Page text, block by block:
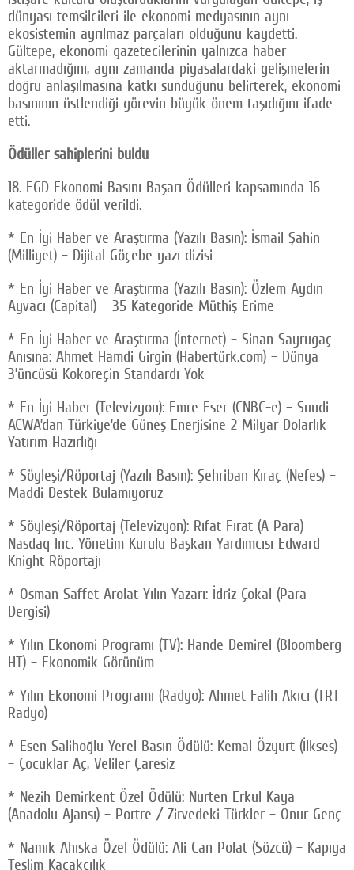
dünyası temsilcileri ile ekonomi medyasının aynı
ekosistemin ayrılmaz parçaları olduğunu kaydetti.
Gültepe, ekonomi gazetecilerinin yalnızca haber
aktarmadığını, aynı zamanda piyasalardaki gelişmelerin
doğru anlaşılmasına katkı sunduğunu belirterek, ekonomi
basınının üstlendiği görevin büyük önem taşıdığını ifade
etti.
Ödüller sahiplerini buldu
18. EGD Ekonomi Basını Başarı Ödülleri kapsamında 16
kategoride ödül verildi.
* En İyi Haber ve Araştırma (Yazılı Basın): İsmail Şahin
(Milliyet) – Dijital Göçebe yazı dizisi
* En İyi Haber ve Araştırma (Yazılı Basın): Özlem Aydın
Ayvacı (Capital) – 35 Kategoride Müthiş Erime
* En İyi Haber ve Araştırma (İnternet) – Sinan Sayrugaç
Anısına: Ahmet Hamdi Girgin (Habertürk.com) – Dünya
3’üncüsü Kokoreçin Standardı Yok
* En İyi Haber (Televizyon): Emre Eser (CNBC-e) – Suudi
ACWA’dan Türkiye’de Güneş Enerjisine 2 Milyar Dolarlık
Yatırım Hazırlığı
* Söyleşi/Röportaj (Yazılı Basın): Şehriban Kıraç (Nefes) –
Maddi Destek Bulamıyoruz
* Söyleşi/Röportaj (Televizyon): Rıfat Fırat (A Para) –
Nasdaq Inc. Yönetim Kurulu Başkan Yardımcısı Edward
Knight Röportajı
* Osman Saffet Arolat Yılın Yazarı: İdriz Çokal (Para
Dergisi)
* Yılın Ekonomi Programı (TV): Hande Demirel (Bloomberg
HT) – Ekonomik Görünüm
* Yılın Ekonomi Programı (Radyo): Ahmet Falih Akıcı (TRT
Radyo)
* Esen Salihoğlu Yerel Basın Ödülü: Kemal Özyurt (İlkses)
– Çocuklar Aç, Veliler Çaresiz
* Nezih Demirkent Özel Ödülü: Nurten Erkul Kaya
(Anadolu Ajansı) – Portre / Zirvedeki Türkler – Onur Genç
* Namık Ahıska Özel Ödülü: Ali Can Polat (Sözcü) – Kapıya
Teslim Kaçakçılık